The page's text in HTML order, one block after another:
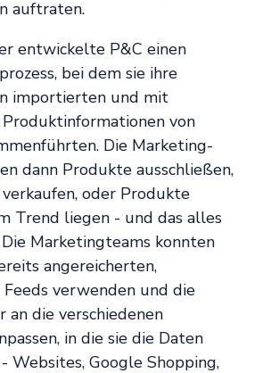
auftraten.
entwickelte P&C einen
bei dem sie ihre
importierten und mit
von
Die Marketing-
dann Produkte ausschließen,
oder Produkte
Trend liegen - und das alles
Marketingteams konnten
angereicherten,
verwenden und die
an die verschiedenen
in die sie die Daten
Websites, Google Shopping,